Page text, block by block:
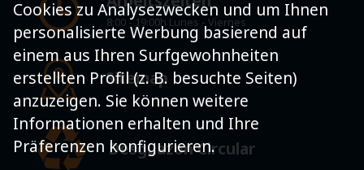
8:00 - 19:00h Lunes - Viernes
Sitemap
Desguazon Circular
Cookies zu Analysezwecken und um Ihnen
personalisierte Werbung basierend auf
einem aus Ihren Surfgewohnheiten
erstellten Profil (z. B. besuchte Seiten)
anzuzeigen. Sie können weitere
Informationen erhalten und Ihre
Präferenzen konfigurieren.